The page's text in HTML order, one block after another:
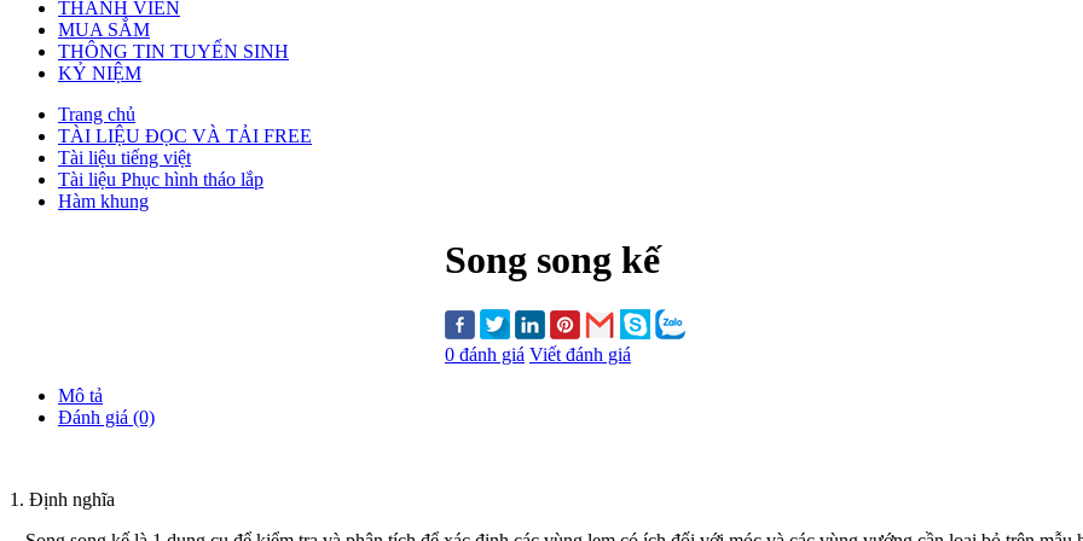
THÀNH VIÊN
MUA SẮM
THÔNG TIN TUYỂN SINH
KỶ NIỆM
Trang chủ
TÀI LIỆU ĐỌC VÀ TẢI FREE
Tài liệu tiếng việt
Tài liệu Phục hình tháo lắp
Hàm khung
Song song kế
0 đánh giá Viết đánh giá
Mô tả
Đánh giá (0)
1. Định nghĩa